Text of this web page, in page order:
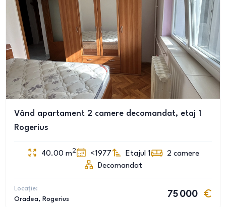
Vând apartament 2 camere decomandat, etaj 1
Rogerius
40.00 m2 <1977 Etajul 1 2 camere
Decomandat
Locație:
Oradea, Rogerius
75 000